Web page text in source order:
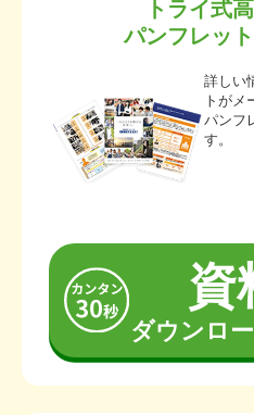
トライ式
パンフレッ
詳しい
トがメ
パンフ
す。
資
ダウンロ